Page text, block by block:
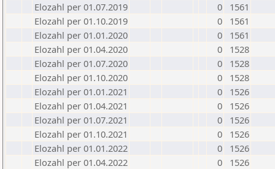
Elozahl per 01.07.2019
0
1561
Elozahl per 01.10.2019
0
1561
Elozahl per 01.01.2020
0
1561
Elozahl per 01.04.2020
0
1528
Elozahl per 01.07.2020
0
1528
Elozahl per 01.10.2020
0
1528
Elozahl per 01.01.2021
0
1526
Elozahl per 01.04.2021
0
1526
Elozahl per 01.07.2021
0
1526
Elozahl per 01.10.2021
0
1526
Elozahl per 01.01.2022
0
1526
Elozahl per 01.04.2022
0
1526